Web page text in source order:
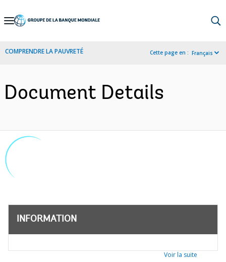
Skip
Navigation
COMPRENDRE LA PAUVRETÉ Cette page en : Français
Document Details
INFORMATION
Voir la suite